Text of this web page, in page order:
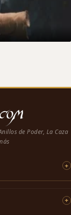
de Poder, La Caza